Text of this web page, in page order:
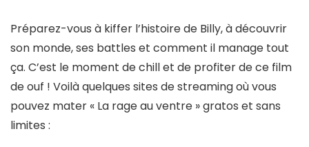
Préparez-vous à kiffer l’histoire de Billy, à découvrir
son monde, ses battles et comment il manage tout
ça. C’est le moment de chill et de profiter de ce film
de ouf ! Voilà quelques sites de streaming où vous
pouvez mater « La rage au ventre » gratos et sans
limites :